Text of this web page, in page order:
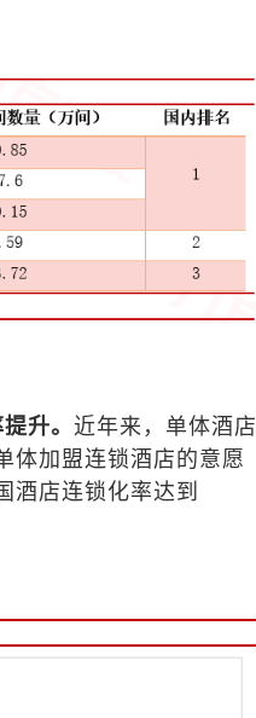
升。 近年来，单体酒店
体加盟连锁酒店的意愿
酒店连锁化率达到